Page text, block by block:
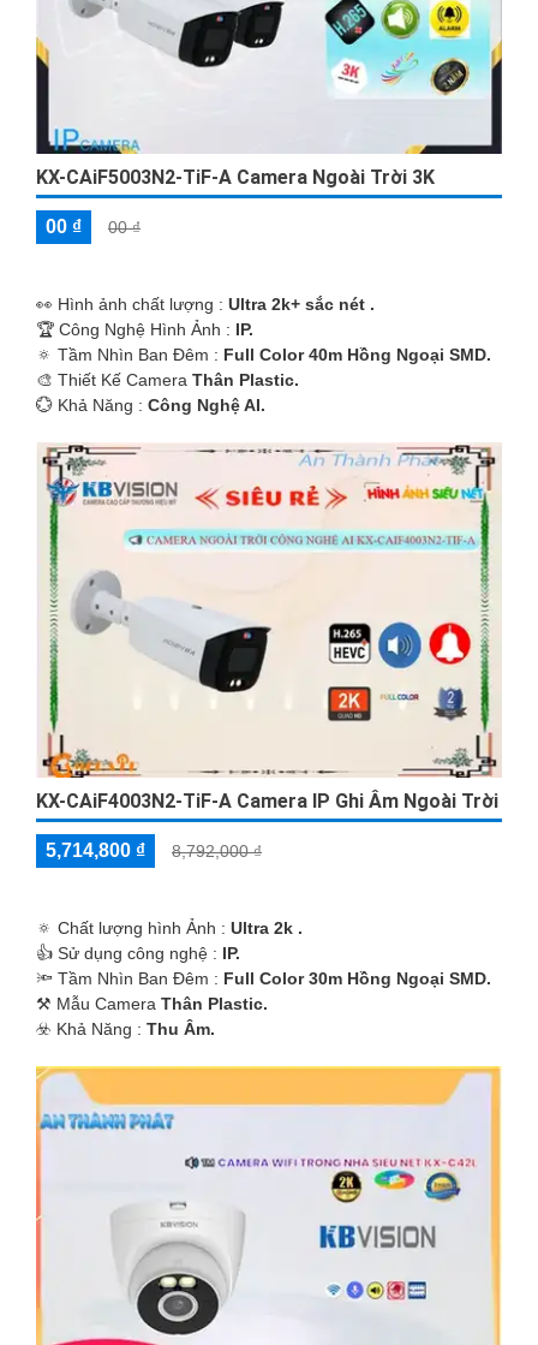
KX-CAiF5003N2-TiF-A Camera Ngoài Trời 3K
00 ₫ 00 ₫
️👀 Hình ảnh chất lượng : Ultra 2k+ sắc nét .
🏆 Công Nghệ Hình Ảnh : IP.
🔅 Tầm Nhìn Ban Đêm : Full Color 40m Hồng Ngoại SMD.
🎨 Thiết Kế Camera Thân Plastic.
️💮 Khả Năng : Công Nghệ AI.
KX-CAiF4003N2-TiF-A Camera IP Ghi Âm Ngoài Trời
5,714,800 ₫ 8,792,000 ₫
🔅 Chất lượng hình Ảnh : Ultra 2k .
👍 Sử dụng công nghệ : IP.
🔦 Tầm Nhìn Ban Đêm : Full Color 30m Hồng Ngoại SMD.
⚒ Mẫu Camera Thân Plastic.
️☣️ Khả Năng : Thu Âm.